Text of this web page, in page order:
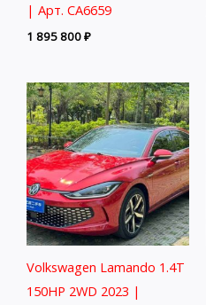
| Арт. CA6659
1 895 800₽
Volkswagen Lamando 1.4T
150HP 2WD 2023 |